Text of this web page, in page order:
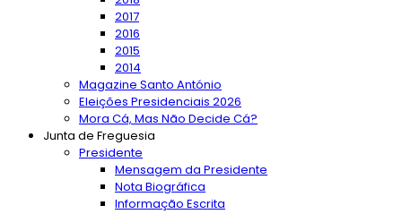
2017
2016
2015
2014
Magazine Santo António
Eleições Presidenciais 2026
Mora Cá, Mas Não Decide Cá?
Junta de Freguesia
Presidente
Mensagem da Presidente
Nota Biográfica
Informação Escrita